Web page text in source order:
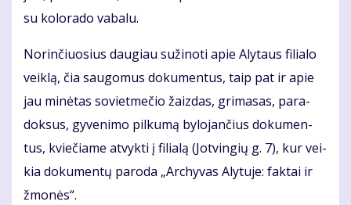
su ko­lo­ra­do va­ba­lu.
No­rin­čiuo­sius dau­giau su­ži­no­ti apie Aly­taus fi­lia­lo
veik­lą, čia sau­go­mus do­ku­men­tus, taip pat ir apie
jau mi­nė­tas so­viet­me­čio žaiz­das, gri­ma­sas, pa­ra­
dok­sus, gy­ve­ni­mo pil­ku­mą by­lo­jan­čius do­ku­men­
tus, kvie­čia­me at­vyk­ti į fi­lia­lą (Jot­vin­gių g. 7), kur vei­
kia do­ku­men­tų pa­ro­da „Ar­chy­vas Aly­tu­je: fak­tai ir
žmo­nės“.